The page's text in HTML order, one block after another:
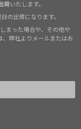
荷いたします。
の出荷になります。
まった場合や、その他や
、弊社よりメールまたはお